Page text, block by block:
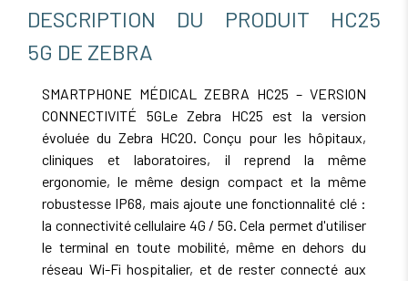
DESCRIPTION DU PRODUIT HC25
5G DE ZEBRA
SMARTPHONE MÉDICAL ZEBRA HC25 – VERSION
CONNECTIVITÉ 5GLe Zebra HC25 est la version
évoluée du Zebra HC20. Conçu pour les hôpitaux,
cliniques et laboratoires, il reprend la même
ergonomie, le même design compact et la même
robustesse IP68, mais ajoute une fonctionnalité clé :
la connectivité cellulaire 4G / 5G. Cela permet d'utiliser
le terminal en toute mobilité, même en dehors du
réseau Wi-Fi hospitalier, et de rester connecté aux